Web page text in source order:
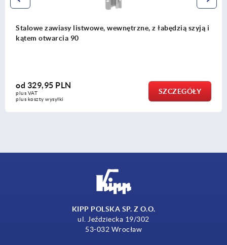
wewnętrzne, z łabędzią szyją i
Stalowe zawiasy
378,50 PLN
plus VAT
plus koszty wysyłki
KIPP POLSKA SP. Z O.O.
ul. Jeździecka 19/302
53-032 Wrocław